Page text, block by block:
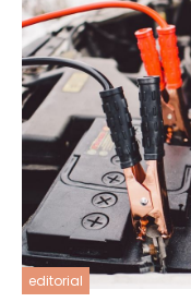
editorial